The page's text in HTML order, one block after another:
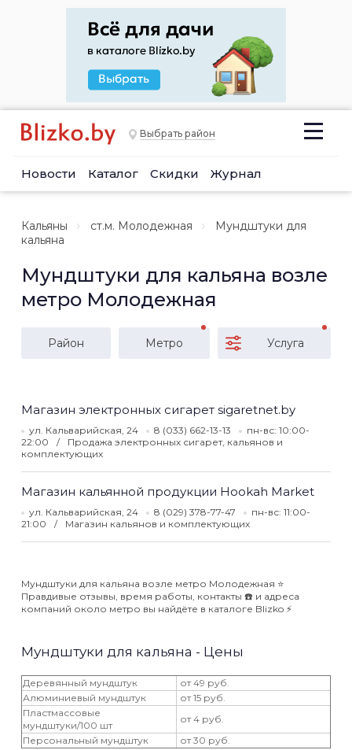
Выбрать район
Новости Каталог Скидки Журнал
Кальяны ст.м. Молодежная
Мундштуки для
кальяна
Мундштуки для кальяна возле
метро Молодежная
Район Метро Услуга
Магазин электронных сигарет sigaretnet.by
ул. Кальварийская, 24 8 (033) 662-13-13
пн-вс: 10:00-
22:00
Продажа электронных сигарет, кальянов и
комплектующих
Магазин кальянной продукции Hookah Market
ул. Кальварийская, 24 8 (029) 378-77-47
пн-вс: 11:00-
21:00
Магазин кальянов и комплектующих
Мундштуки для кальяна возле метро Молодежная ⭐️
Правдивые отзывы, время работы, контакты ☎️ и адреса
компаний около метро вы найдёте в каталоге Blizko ⚡️
Мундштуки для кальяна - Цены
Деревянный мундштук
от 49 руб.
Алюминиевый мундштук
от 15 руб.
Пластмассовые
мундштуки/100 шт
от 4 руб.
Персональный мундштук
от 30 руб.